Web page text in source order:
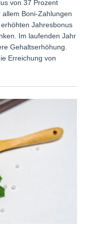
von 37 Prozent
Boni-Zahlungen
Jahresbonus
Im laufenden Jahr
Gehaltserhöhung.
Erreichung von